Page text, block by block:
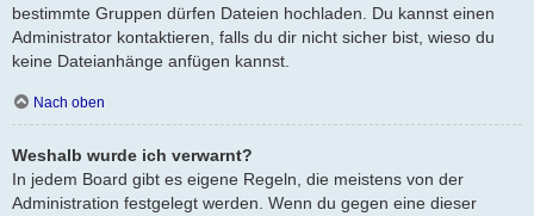
bestimmte Gruppen dürfen Dateien hochladen. Du kannst einen
Administrator kontaktieren, falls du dir nicht sicher bist, wieso du
keine Dateianhänge anfügen kannst.
Nach oben
Weshalb wurde ich verwarnt?
In jedem Board gibt es eigene Regeln, die meistens von der
Administration festgelegt werden. Wenn du gegen eine dieser